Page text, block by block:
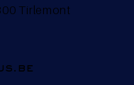
Tirlemont